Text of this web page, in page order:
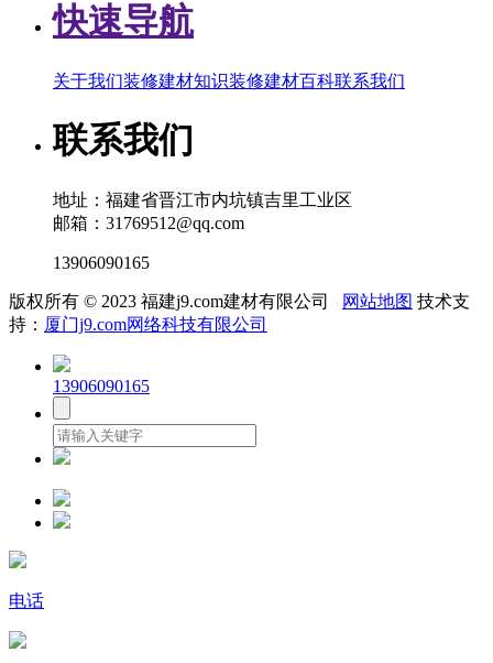
快速导航
关于我们装修建材知识装修建材百科联系我们
联系我们
地址：福建省晋江市内坑镇吉里工业区
邮箱：31769512@qq.com
13906090165
版权所有 © 2023 福建j9.com建材有限公司 网站地图 技术支
持： 厦门j9.com网络科技有限公司
13906090165
电话